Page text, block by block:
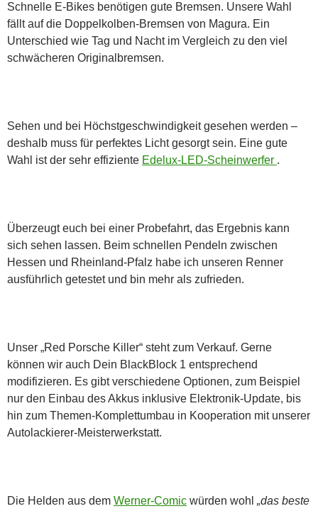
Schnelle E-Bikes benötigen gute Bremsen. Unsere Wahl
fällt auf die Doppelkolben-Bremsen von Magura. Ein
Unterschied wie Tag und Nacht im Vergleich zu den viel
schwächeren Originalbremsen.
Sehen und bei Höchstgeschwindigkeit gesehen werden –
deshalb muss für perfektes Licht gesorgt sein. Eine gute
Wahl ist der sehr effiziente Edelux-LED-Scheinwerfer .
Überzeugt euch bei einer Probefahrt, das Ergebnis kann
sich sehen lassen. Beim schnellen Pendeln zwischen
Hessen und Rheinland-Pfalz habe ich unseren Renner
ausführlich getestet und bin mehr als zufrieden.
Unser „Red Porsche Killer“ steht zum Verkauf. Gerne
können wir auch Dein BlackBlock 1 entsprechend
modifizieren. Es gibt verschiedene Optionen, zum Beispiel
nur den Einbau des Akkus inklusive Elektronik-Update, bis
hin zum Themen-Komplettumbau in Kooperation mit unserer
Autolackierer-Meisterwerkstatt.
Die Helden aus dem Werner-Comic würden wohl „das beste